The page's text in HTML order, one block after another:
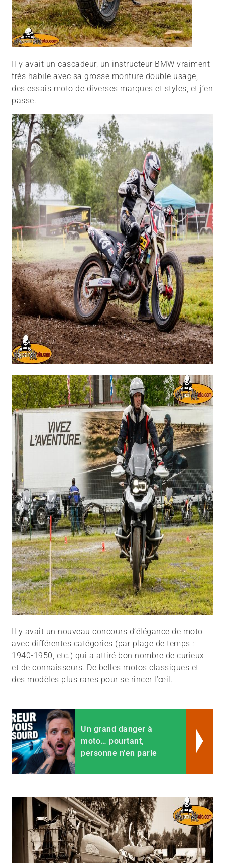
Il y avait un cascadeur, un instructeur BMW vraiment
très habile avec sa grosse monture double usage,
des essais moto de diverses marques et styles, et j’en
passe.
Il y avait un nouveau concours d’élégance de moto
avec différentes catégories (par plage de temps :
1940-1950, etc.) qui a attiré bon nombre de curieux
et de connaisseurs. De belles motos classiques et
des modèles plus rares pour se rincer l’œil.
Un grand danger à
moto… pourtant,
personne n'en parle